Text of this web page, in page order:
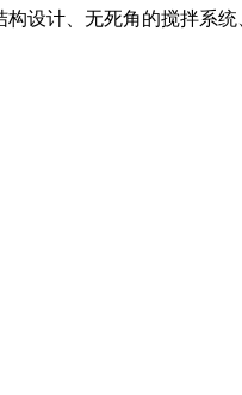
设计、无死角的搅拌系